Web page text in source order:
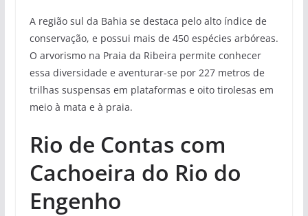
A região sul da Bahia se destaca pelo alto índice de
conservação, e possui mais de 450 espécies arbóreas.
O arvorismo na Praia da Ribeira permite conhecer
essa diversidade e aventurar-se por 227 metros de
trilhas suspensas em plataformas e oito tirolesas em
meio à mata e à praia.
Rio de Contas com
Cachoeira do Rio do
Engenho